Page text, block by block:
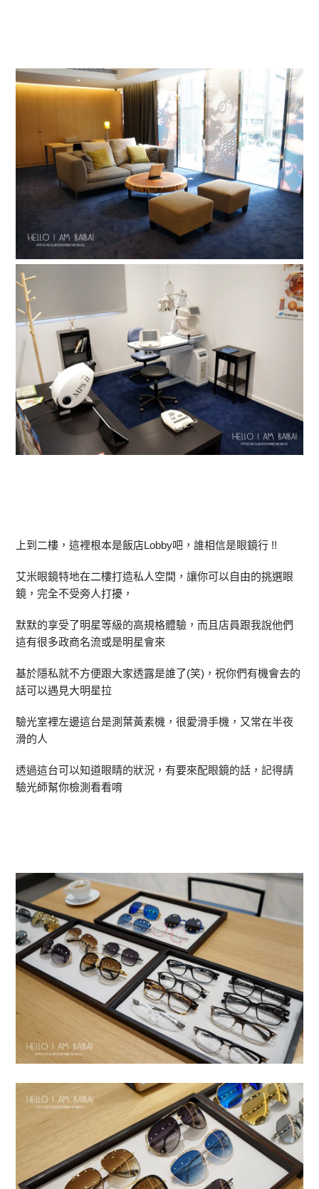
上到二樓，這裡根本是飯店Lobby吧，誰相信是眼鏡行 !!
艾米眼鏡特地在二樓打造私人空間，讓你可以自由的挑選眼
鏡，完全不受旁人打擾，
默默的享受了明星等級的高規格體驗，而且店員跟我說他們
這有很多政商名流或是明星會來
基於隱私就不方便跟大家透露是誰了(笑)，祝你們有機會去的
話可以遇見大明星拉
驗光室裡左邊這台是測葉黃素機，很愛滑手機，又常在半夜
滑的人
透過這台可以知道眼睛的狀況，有要來配眼鏡的話，記得請
驗光師幫你檢測看看唷